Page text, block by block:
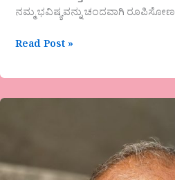
ನಮ್ಮ ಭವಿಷ್ಯವನ್ನು ಚಂದವಾಗಿ ರೂಪಿಸೋಣ
Read Post »
ವಯಸ್ಸಿನ